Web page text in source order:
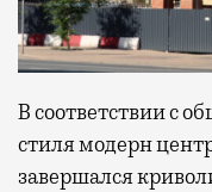
В соответствии с
стиля модерн
завершался